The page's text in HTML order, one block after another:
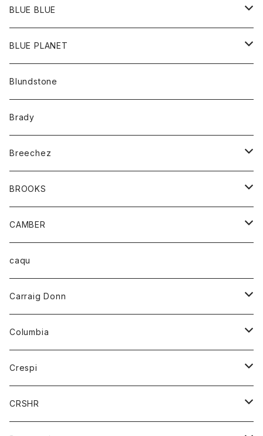
ポーチ
Ｔシャツ
ポトム
パンツ
BLUE BLUE
アウター
カーディガン
コート
アクセサリー
バッグ
ベルト
キッズ
Tシャツ
グッズ
アンダーウェアー
カードホルダー
チーフ
バンダナ
トップス
カーディガン
トレーナー
ボトム
オーバーオール
ショートパンツ
レディース
オーバーオール
カーディガン
BLUE PLANET
サングラス
Blundstone
Brady
Breechez
シャツ
BROOKS
グッズ
靴
CAMBER
トップス
ハーフスリーブTシャツ
caqu
Carraig Donn
ニット
Columbia
アウター
ジャケット
Crespi
ジャケット
CRSHR